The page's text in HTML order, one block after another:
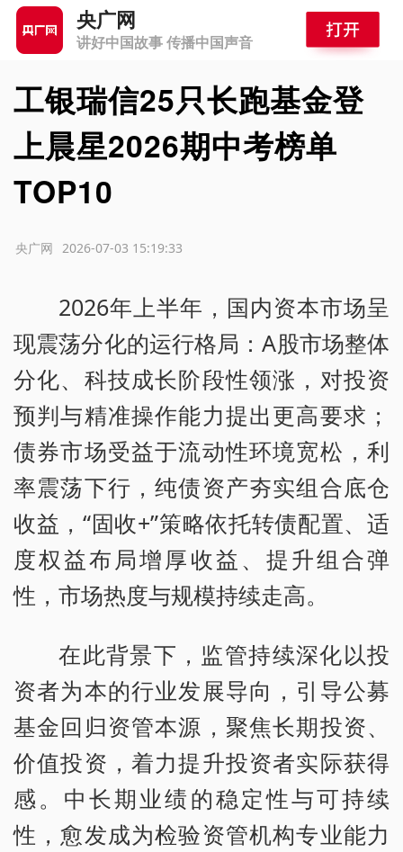
央广网
讲好中国故事 传播中国声音
工银瑞信25只长跑基金登
上晨星2026期中考榜单
TOP10
2026-07-03 15:19:33
央广网
2026年上半年，国内资本市场呈
现震荡分化的运行格局：A股市场整体
分化、科技成长阶段性领涨，对投资
预判与精准操作能力提出更高要求；
债券市场受益于流动性环境宽松，利
率震荡下行，纯债资产夯实组合底仓
收益，“固收+”策略依托转债配置、适
度权益布局增厚收益、提升组合弹
性，市场热度与规模持续走高。
在此背景下，监管持续深化以投
资者为本的行业发展导向，引导公募
基金回归资管本源，聚焦长期投资、
价值投资，着力提升投资者实际获得
感。中长期业绩的稳定性与可持续
性，愈发成为检验资管机构专业能力